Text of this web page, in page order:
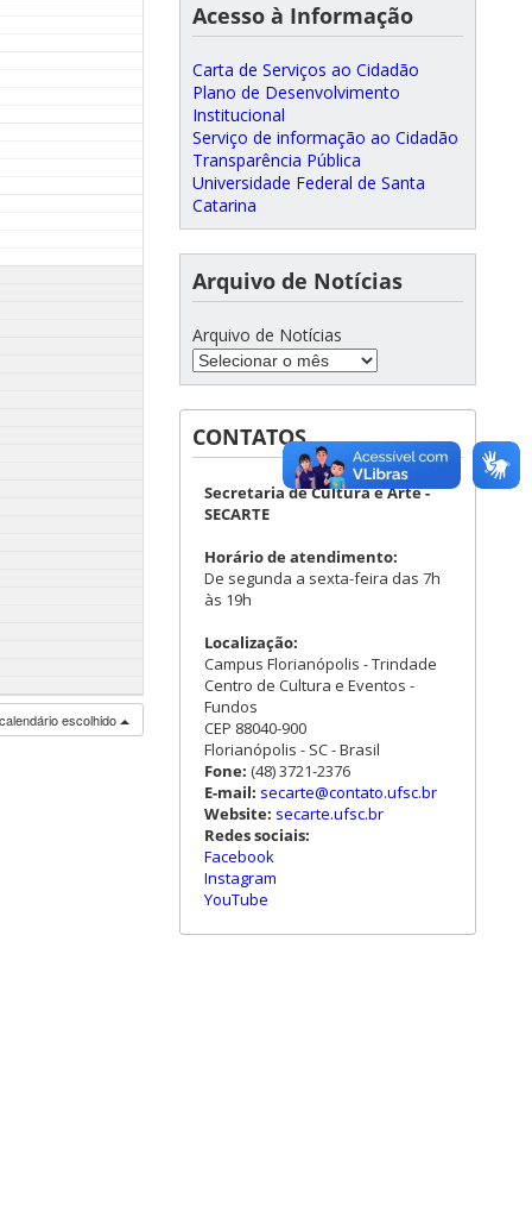
escolhido
Acesso à Informação
Carta de Serviços ao Cidadão
Plano de Desenvolvimento
Institucional
Serviço de informação ao Cidadão
Transparência Pública
Universidade Federal de Santa
Catarina
Arquivo de Notícias
Arquivo de Notícias
CONTATOS
Secretaria de Cultura e Arte -
SECARTE
Horário de atendimento:
De segunda a sexta-feira das 7h
às 19h
Localização:
Campus Florianópolis - Trindade
Centro de Cultura e Eventos -
Fundos
CEP 88040-900
Florianópolis - SC - Brasil
Fone: (48) 3721-2376
E-mail: secarte@contato.ufsc.br
Website: secarte.ufsc.br
Redes sociais:
Facebook
Instagram
YouTube